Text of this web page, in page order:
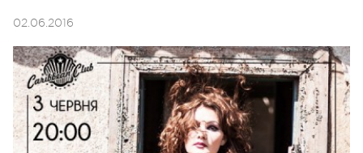
02.06.2016